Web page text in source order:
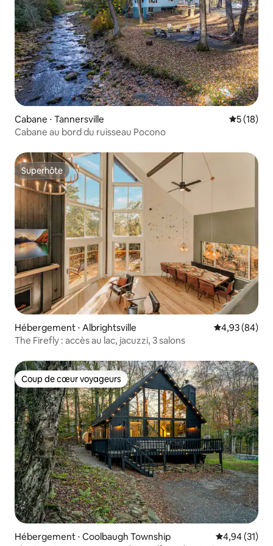
Cabane ⋅ Tannersville
5 (18)
Cabane au bord du ruisseau Pocono
Superhôte
Superhôte
Hébergement ⋅ Albrightsville Évaluation
4,93 (84)
The Firefly : accès au lac, jacuzzi, 3 salons
Coup de cœur voyageurs
Coup de cœur voyageurs
Hébergement ⋅ Coolbaugh Township Évaluation
4,94 (31)